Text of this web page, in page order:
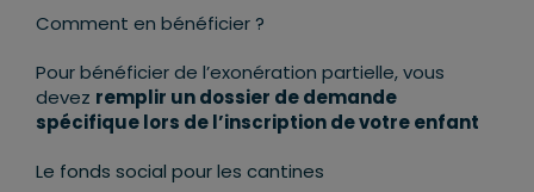
Comment en bénéficier ?
Pour bénéficier de l’exonération partielle, vous
devez remplir un dossier de demande
spécifique lors de l’inscription de votre enfant
Le fonds social pour les cantines